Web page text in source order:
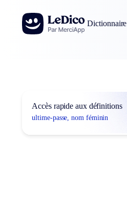
Aller au contenu
Dictionnaire
Accès rapide aux définitions
ultime-passe, nom féminin